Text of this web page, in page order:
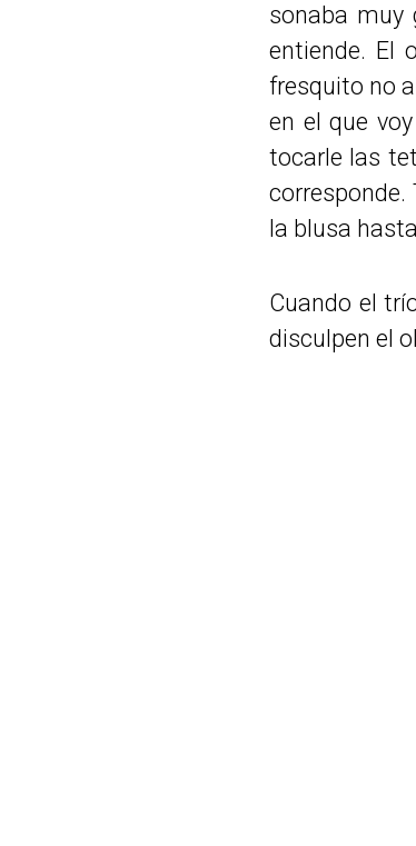
sonaba muy
entiende. El
fresquito no
en el que
tocarle las
corresponde.
la blusa
Cuando el
disculpen el